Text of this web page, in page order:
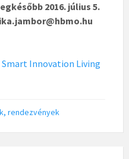
2016. július 5.
Smart Innovation Living
rendezvények